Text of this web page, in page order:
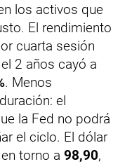
los activos que
El rendimiento
cuarta sesión
el 2 años cayó a
. Menos
el
la Fed no podrá
el ciclo. El dólar
torno a 98,90,